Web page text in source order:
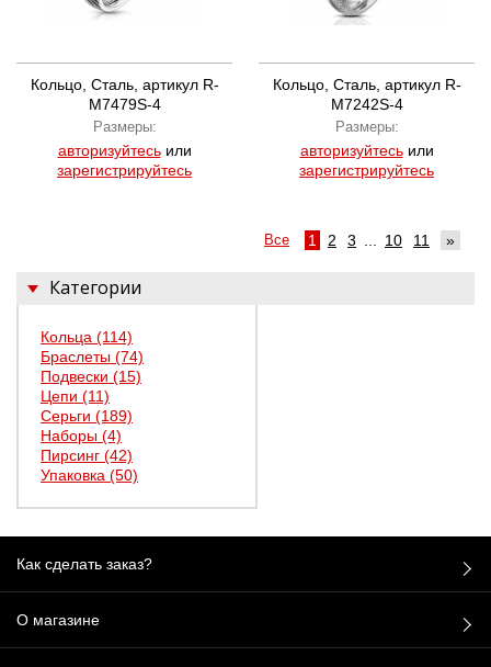
Кольцо, Сталь, артикул R-
M7479S-4
Размеры:
авторизуйтесьили
зарегистрируйтесь
Кольцо, Сталь, артикул R-
M7242S-4
Размеры:
авторизуйтесьили
зарегистрируйтесь
Все 1 2 3 10 11 »
Категории
Кольца (114)
Браслеты (74)
Подвески (15)
Цепи (11)
Серьги (189)
Наборы (4)
Пирсинг (42)
Упаковка (50)
Как сделать заказ?
О магазине